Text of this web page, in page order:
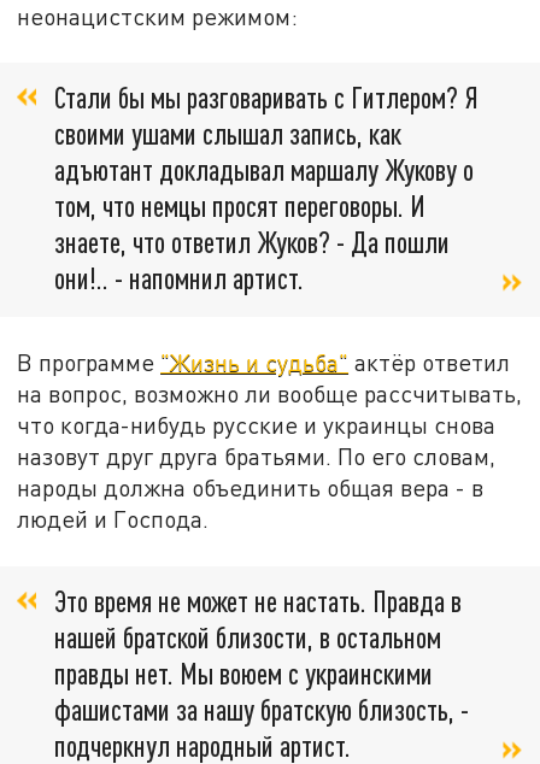
неонацистским режимом:
Стали бы мы разговаривать с Гитлером? Я
своими ушами слышал запись, как
адъютант докладывал маршалу Жукову о
том, что немцы просят переговоры. И
знаете, что ответил Жуков? - Да пошли
они!.. - напомнил артист.
В программе "Жизнь и судьба" актёр ответил
на вопрос, возможно ли вообще рассчитывать,
что когда-нибудь русские и украинцы снова
назовут друг друга братьями. По его словам,
народы должна объединить общая вера - в
людей и Господа.
Это время не может не настать. Правда в
нашей братской близости, в остальном
правды нет. Мы воюем с украинскими
фашистами за нашу братскую близость, -
подчеркнул народный артист.